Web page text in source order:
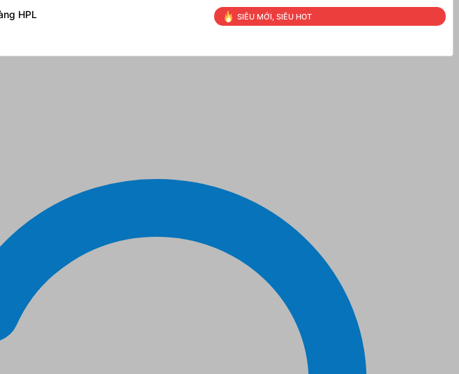
HPL SIÊU MỚI, SIÊU HOT